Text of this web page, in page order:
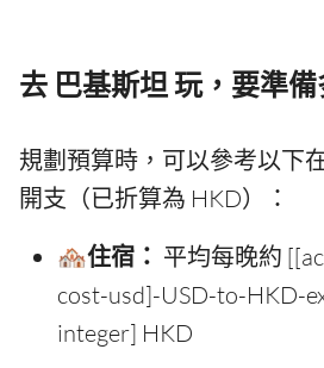
去 巴基斯坦 玩，要準
規劃預算時，可以參考以下
開支（已折算為 HKD）：
🏘️住宿： 平均每晚約
cost-usd]-USD-to-HKD-
integer] HKD